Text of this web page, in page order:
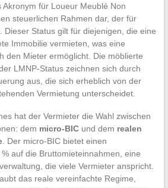
Akronym für Loueur Meublé Non
steuerlichen Rahmen dar, der für
Dieser Status gilt für diejenigen, die eine
Immobilie vermieten, was eine
den Mieter ermöglicht. Die möblierte
LMNP-Status zeichnen sich durch
aus, die sich erheblich von der
Vermietung unterscheidet.
hat der Vermieter die Wahl zwischen
dem micro-BICund dem realen
. Der micro-BIC bietet einen
auf die Bruttomieteinnahmen, eine
die viele Vermieter anspricht.
das reale vereinfachte Regime,